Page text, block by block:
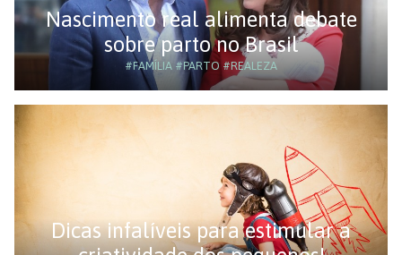
Nascimento real alimenta debate
sobre parto no Brasil
#FAMÍLIA #PARTO#REALEZA
Dicas infalíveis para estimular a